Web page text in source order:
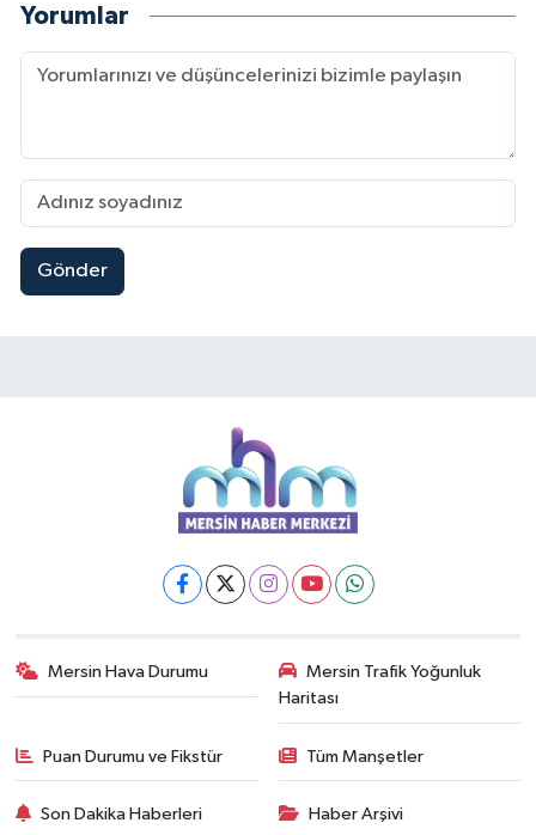
Yorumlar
Gönder
Mersin Hava Durumu
Mersin Trafik Yoğunluk
Haritası
Puan Durumu ve Fikstür Tüm Manşetler
Son Dakika Haberleri Haber Arşivi